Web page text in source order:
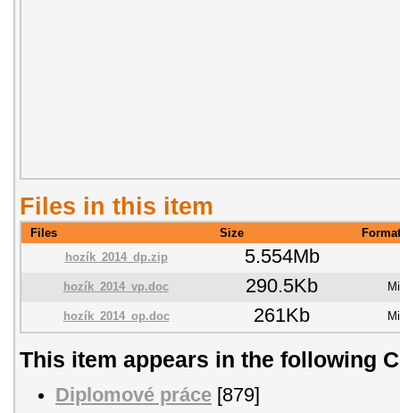
Files in this item
Files Size
Format
hozík_2014_dp.zip
5.554Mb
hozík_2014_vp.doc 290.5Kb
hozík_2014_op.doc 261Kb
This item appears in the following
Diplomové práce [879]